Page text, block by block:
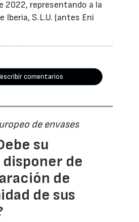
2022, representando a la
Iberia, S.L.U. (antes Eni
comentarios
de envases
su
de
de
de sus